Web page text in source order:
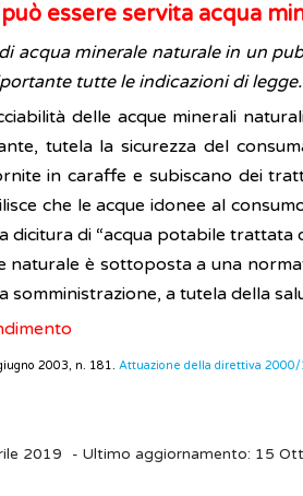
essere servita acqua
acqua minerale naturale in un
tutte le indicazioni di legge.
delle acque minerali
tutela la sicurezza del
in caraffe e subiscano dei
che le acque idonee al
dicitura di “acqua potabile trattata
naturale è sottoposta a una
somministrazione, a tutela della
2003, n. 181. Attuazione della direttiva
2019 - Ultimo aggiornamento: 15